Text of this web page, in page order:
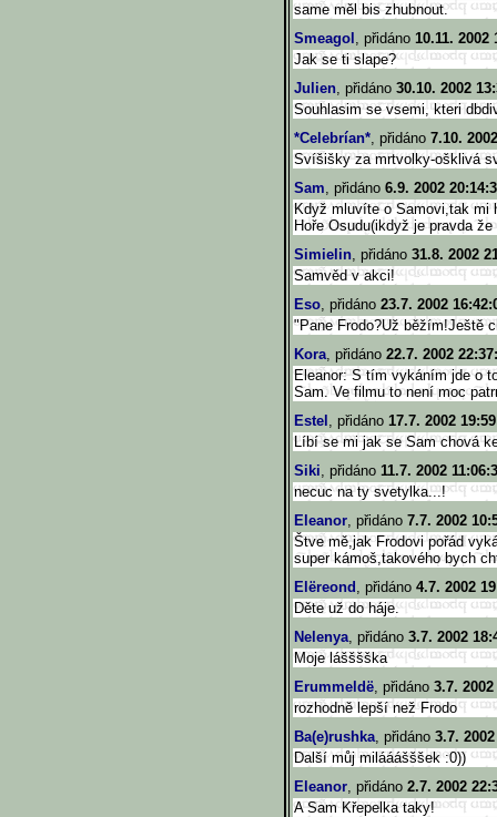
same měl bis zhubnout.
Smeagol , přidáno 10.11. 2002
Jak se ti slape?
Julien, přidáno 30.10. 2002
Souhlasim se vsemi, kteri
*Celebrían*, přidáno 7.10.
Svíšišky za mrtvolky-ošklivá
Sam, přidáno 6.9. 2002
Když mluvíte o Samovi,tak mi
Hoře Osudu(ikdyž je pravda
Simielin, přidáno 31.8. 2002
Samvěd v akci!
Eso, přidáno 23.7. 2002
"Pane Frodo?Už běžím!Ještě
Kora, přidáno 22.7. 2002
Eleanor: S tím vykáním jde o
Sam. Ve filmu to není moc
Estel , přidáno 17.7. 2002
Líbí se mi jak se Sam chová
Siki, přidáno 11.7. 2002
necuc na ty svetylka...!
Eleanor, přidáno 7.7. 2002
Štve mě,jak Frodovi pořád
super kámoš,takového bych
Elëreond , přidáno 4.7. 2002
Děte už do háje.
Nelenya, přidáno 3.7. 2002
Moje lášššška
Erummeldë, přidáno 3.7.
rozhodně lepší než Frodo
Ba(e)rushka, přidáno 3.7.
Další můj milááášššek :0))
Eleanor, přidáno 2.7. 2002
A Sam Křepelka taky!